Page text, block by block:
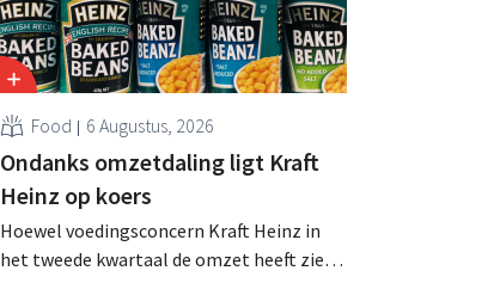
Food 6 Augustus, 2026
Ondanks omzetdaling ligt Kraft
Heinz op koers
Hoewel voedingsconcern Kraft Heinz in
het tweede kwartaal de omzet heeft zien